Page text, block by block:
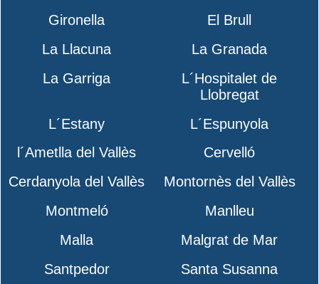
Gironella
El Brull
La Llacuna
La Granada
La Garriga
L´Hospitalet de
Llobregat
L´Estany
L´Espunyola
l´Ametlla del Vallès
Cervelló
Cerdanyola del Vallès
Montornès del Vallès
Montmeló
Manlleu
Malla
Malgrat de Mar
Santpedor
Santa Susanna